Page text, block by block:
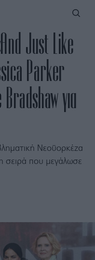
Just Like
Parker
για
Νεοϋορκέζα
σειρά που μεγάλωσε